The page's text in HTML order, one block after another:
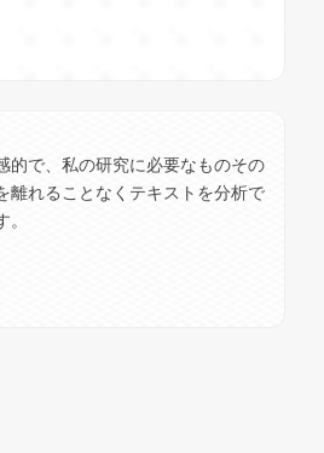
的で、私の研究に必要なものその
離れることなくテキストを分析で